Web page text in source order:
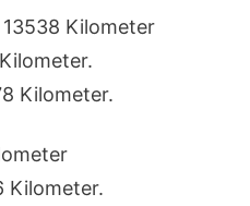
Kilometer
Kilometer.
Kilometer.